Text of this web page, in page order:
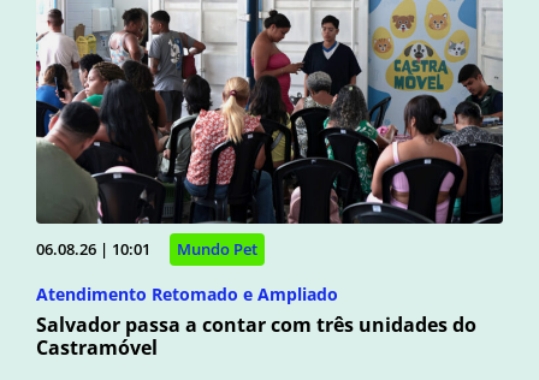
06.08.26 | 10:01 Mundo Pet
Atendimento Retomado e Ampliado
Salvador passa a contar com três unidades do
Castramóvel